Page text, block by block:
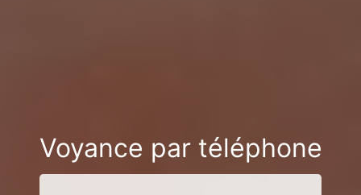
Voyance par téléphone